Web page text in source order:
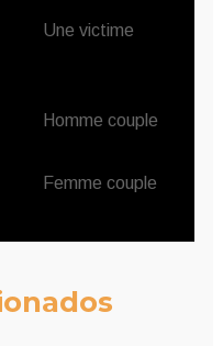
Une victime
Homme couple
Femme couple